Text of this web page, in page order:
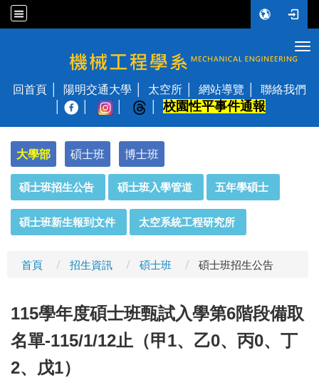
國立陽明交通大學 機械工程學系
回首頁 陽明交通大學 太空所 網站導覽
聯絡我們
校園性平事件通報
大學部 碩士班
博士班
碩士班招生公告 碩士班入學管道 五年學碩士
碩士班新生報到文件 太空系統工程研究所
首頁 招生資訊 碩士班 碩士班招生公告
115學年度碩士班甄試入學第6階段備取
名單-115/1/12止 （甲1、乙0、丙0、丁
2、戊1）